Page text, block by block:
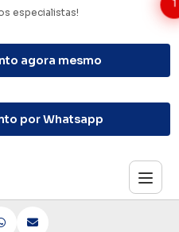
especialistas!
agora mesmo
por Whatsapp